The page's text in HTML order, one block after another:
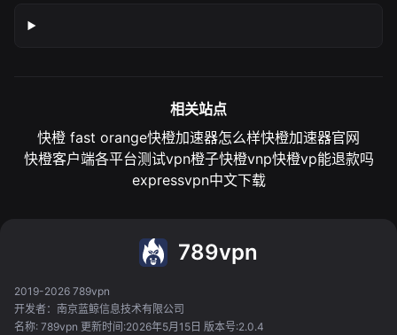
相关站点
快橙 fast orange快橙加速器怎么样快橙加速器官网
快橙客户端各平台测试vpn橙子快橙vnp快橙vp能退款吗
expressvpn中文下载
789vpn
2019-2026 789vpn
开发者：南京蓝鲸信息技术有限公司
名称: 789vpn 更新时间:2026年5月15日 版本号:2.0.4